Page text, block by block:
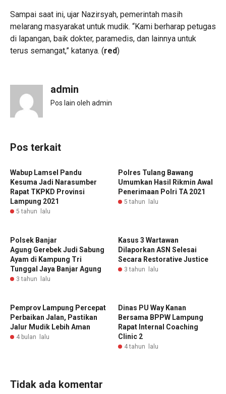
Sampai saat ini, ujar Nazirsyah, pemerintah masih
melarang masyarakat untuk mudik. “Kami berharap petugas
di lapangan, baik dokter, paramedis, dan lainnya untuk
terus semangat,” katanya. (red)
admin
Pos lain oleh admin
Pos terkait
Wabup Lamsel Pandu
Kesuma Jadi Narasumber
Rapat TKPKD Provinsi
Lampung 2021
5 tahun lalu
Polres Tulang Bawang
Umumkan Hasil Rikmin Awal
Penerimaan Polri TA 2021
5 tahun lalu
Polsek Banjar
Agung Gerebek Judi Sabung
Ayam di Kampung Tri
Tunggal Jaya Banjar Agung
3 tahun lalu
Kasus 3 Wartawan
Dilaporkan ASN Selesai
Secara Restorative Justice
3 tahun lalu
Pemprov Lampung Percepat
Perbaikan Jalan, Pastikan
Jalur Mudik Lebih Aman
4 bulan lalu
Dinas PU Way Kanan
Bersama BPPW Lampung
Rapat Internal Coaching
Clinic 2
4 tahun lalu
Tidak ada komentar